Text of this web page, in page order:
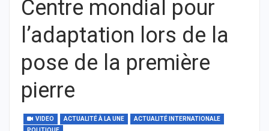
Centre mondial pour
l’adaptation lors de la
pose de la première
pierre
VIDEO ACTUALITÉ À LA UNE
ACTUALITÉ INTERNATIONALE